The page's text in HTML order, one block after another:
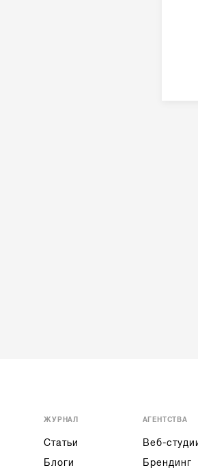
ЖУРНАЛ
Статьи
Блоги
АГЕНТСТВА
Веб-
Брендинг